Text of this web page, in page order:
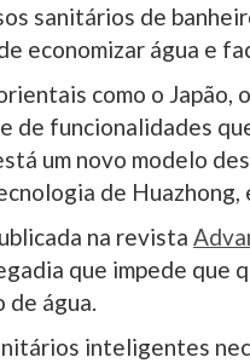
sanitários de
economizar água e
como o Japão,
de funcionalidades
um novo modelo
de Huazhong,
na revista
que impede que
de água.
inteligentes